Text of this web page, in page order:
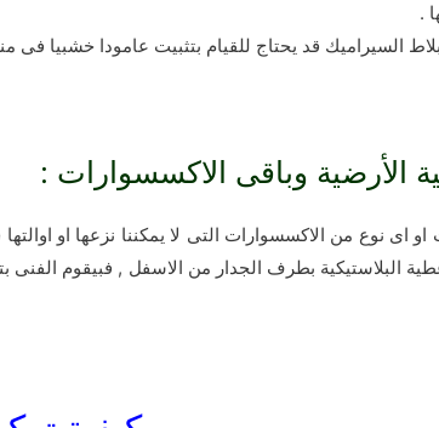
.
السيراميك قد يحتاج للقيام بتثبيت عامودا خشبيا
الأرضية وباقى الاكسسوارات :
اى نوع من الاكسسوارات التى لا يمكننا نزعها او